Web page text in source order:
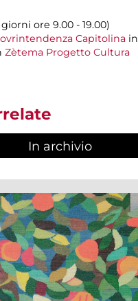
ore 9.00 - 19.00)
Capitolina in
Zètema Progetto Cultura
In archivio